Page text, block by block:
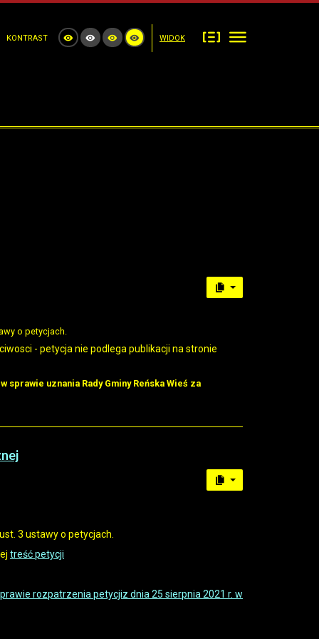
KONTRAST WIDOK
o petycjach.
- petycja nie podlega publikacji na stronie
w sprawie uznania Rady Gminy Reńska Wieś za
3 ustawy o petycjach.
treść petycji
rozpatrzenia petycjiz dnia 25 sierpnia 2021 r. w